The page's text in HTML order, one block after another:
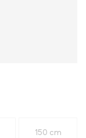
150 cm